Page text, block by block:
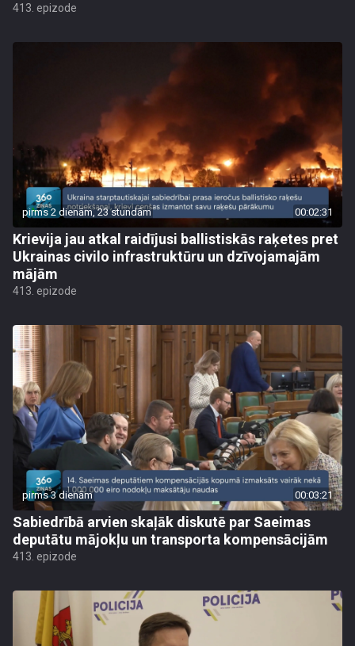
413. epizode
pirms 2 dienām, 23 stundām 00:02:31
Krievija jau atkal raidījusi ballistiskās raķetes pret
Ukrainas civilo infrastruktūru un dzīvojamajām
mājām
413. epizode
pirms 3 dienām 00:03:21
Sabiedrībā arvien skaļāk diskutē par Saeimas
deputātu mājokļu un transporta kompensācijām
413. epizode